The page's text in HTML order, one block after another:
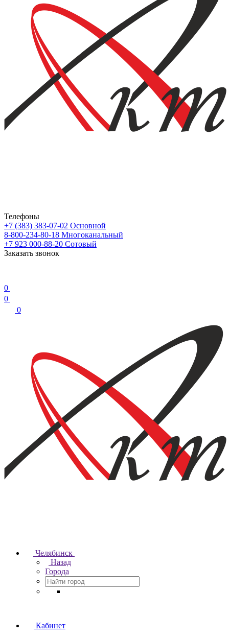
Телефоны
+7 (383) 383-07-02 Основной
8-800-234-80-18 Многоканальный
+7 923 000-88-20 Сотовый
Заказать звонок
0
0
0
Челябинск
Назад
Города
Кабинет